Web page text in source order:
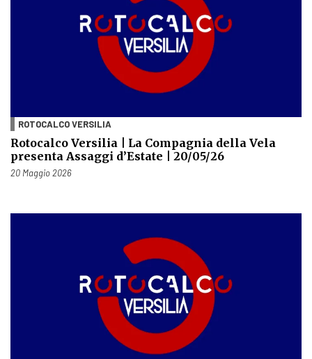
ROTOCALCO VERSILIA
Rotocalco Versilia | La Compagnia della Vela
presenta Assaggi d’Estate | 20/05/26
Pubblicato il
20 Maggio 2026